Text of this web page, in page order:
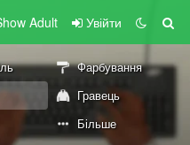
Adult Увійти
Фарбування
Гравець
Більше